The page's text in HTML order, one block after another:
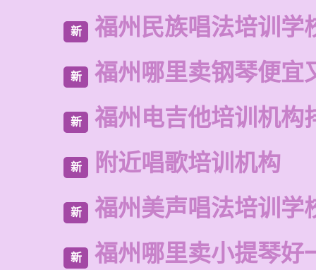
新 福州民族唱法培训学
新 福州哪里卖钢琴便宜
新 福州电吉他培训机构
新 附近唱歌培训机构
新 福州美声唱法培训学
新 福州哪里卖小提琴好